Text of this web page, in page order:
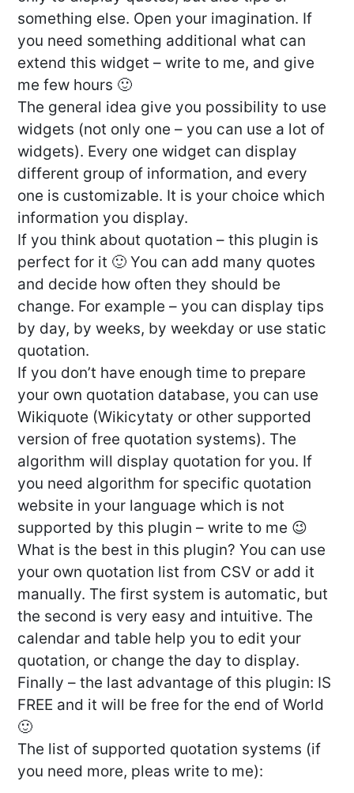
something else. Open your imagination. If
you need something additional what can
extend this widget – write to me, and give
me few hours 🙂
The general idea give you possibility to use
widgets (not only one – you can use a lot of
widgets). Every one widget can display
different group of information, and every
one is customizable. It is your choice which
information you display.
If you think about quotation – this plugin is
perfect for it 🙂 You can add many quotes
and decide how often they should be
change. For example – you can display tips
by day, by weeks, by weekday or use static
quotation.
If you don’t have enough time to prepare
your own quotation database, you can use
Wikiquote (Wikicytaty or other supported
version of free quotation systems). The
algorithm will display quotation for you. If
you need algorithm for specific quotation
website in your language which is not
supported by this plugin – write to me 😉
What is the best in this plugin? You can use
your own quotation list from CSV or add it
manually. The first system is automatic, but
the second is very easy and intuitive. The
calendar and table help you to edit your
quotation, or change the day to display.
Finally – the last advantage of this plugin: IS
FREE and it will be free for the end of World
🙂
The list of supported quotation systems (if
you need more, pleas write to me):